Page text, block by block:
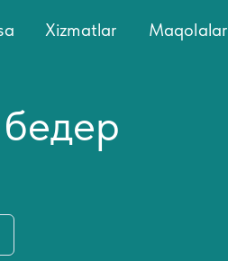
Xizmatlar Maqolalar